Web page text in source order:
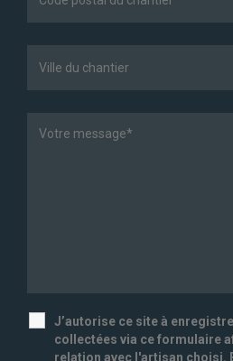
J’autorise ce site à
collectées via ce formulaire
relation avec l'artisan choisi.